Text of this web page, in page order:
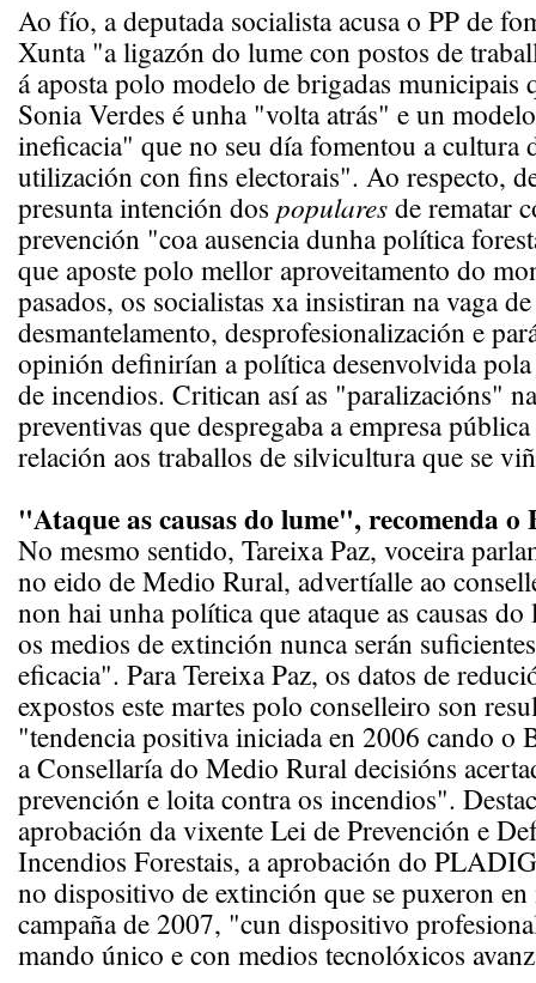
Ao fío, a deputada socialista acusa o PP de
Xunta "a ligazón do lume con postos de
á aposta polo modelo de brigadas municipais
Sonia Verdes é unha "volta atrás" e un
ineficacia" que no seu día fomentou a cultura
utilización con fins electorais". Ao respecto,
presunta intención dos popularesde rematar
prevención "coa ausencia dunha política
que aposte polo mellor aproveitamento do
pasados, os socialistas xa insistiran na vaga
desmantelamento, desprofesionalización e
opinión definirían a política desenvolvida
de incendios. Critican así as "paralizacións"
preventivas que despregaba a empresa
relación aos traballos de silvicultura que se
"Ataque as causas do lume", recomenda o
No mesmo sentido, Tareixa Paz, voceira
no eido de Medio Rural, advertíalle ao
non hai unha política que ataque as causas
os medios de extinción nunca serán
eficacia". Para Tereixa Paz, os datos de
expostos este martes polo conselleiro son
"tendencia positiva iniciada en 2006 cando o
a Consellaría do Medio Rural decisións
prevención e loita contra os incendios".
aprobación da vixente Lei de Prevención e
Incendios Forestais, a aprobación do
no dispositivo de extinción que se puxeron en
campaña de 2007, "cun dispositivo
mando único e con medios tecnolóxicos